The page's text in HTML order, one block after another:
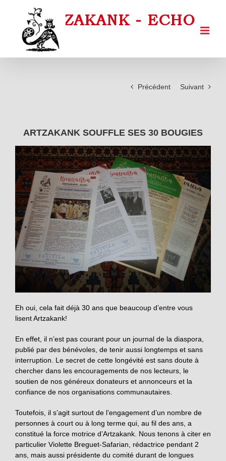
Précédent Suivant
ARTZAKANK SOUFFLE SES 30 BOUGIES
Eh oui, cela fait déjà 30 ans que beaucoup d’entre vous
lisent Artzakank!
En effet, il n’est pas courant pour un journal de la diaspora,
publié par des bénévoles, de tenir aussi longtemps et sans
interruption. Le secret de cette longévité est sans doute à
chercher dans les encouragements de nos lecteurs, le
soutien de nos généreux donateurs et annonceurs et la
confiance de nos organisations communautaires.
Toutefois, il s’agit surtout de l’engagement d’un nombre de
personnes à court ou à long terme qui, au fil des ans, a
constitué la force motrice d’Artzakank. Nous tenons à citer en
particulier Violette Breguet-Safarian, rédactrice pendant 2
ans, mais aussi présidente du comité durant de longues